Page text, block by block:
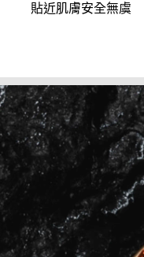
貼近肌膚安全無虞